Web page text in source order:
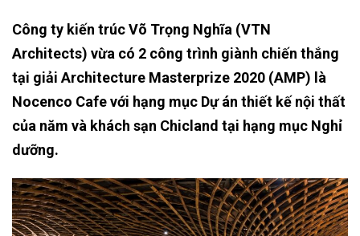
Công ty kiến trúc Võ Trọng Nghĩa (VTN
Architects) vừa có 2 công trình giành chiến thắng
tại giải Architecture Masterprize 2020 (AMP) là
Nocenco Cafe với hạng mục Dự án thiết kế nội thất
của năm và khách sạn Chicland tại hạng mục Nghỉ
dưỡng.